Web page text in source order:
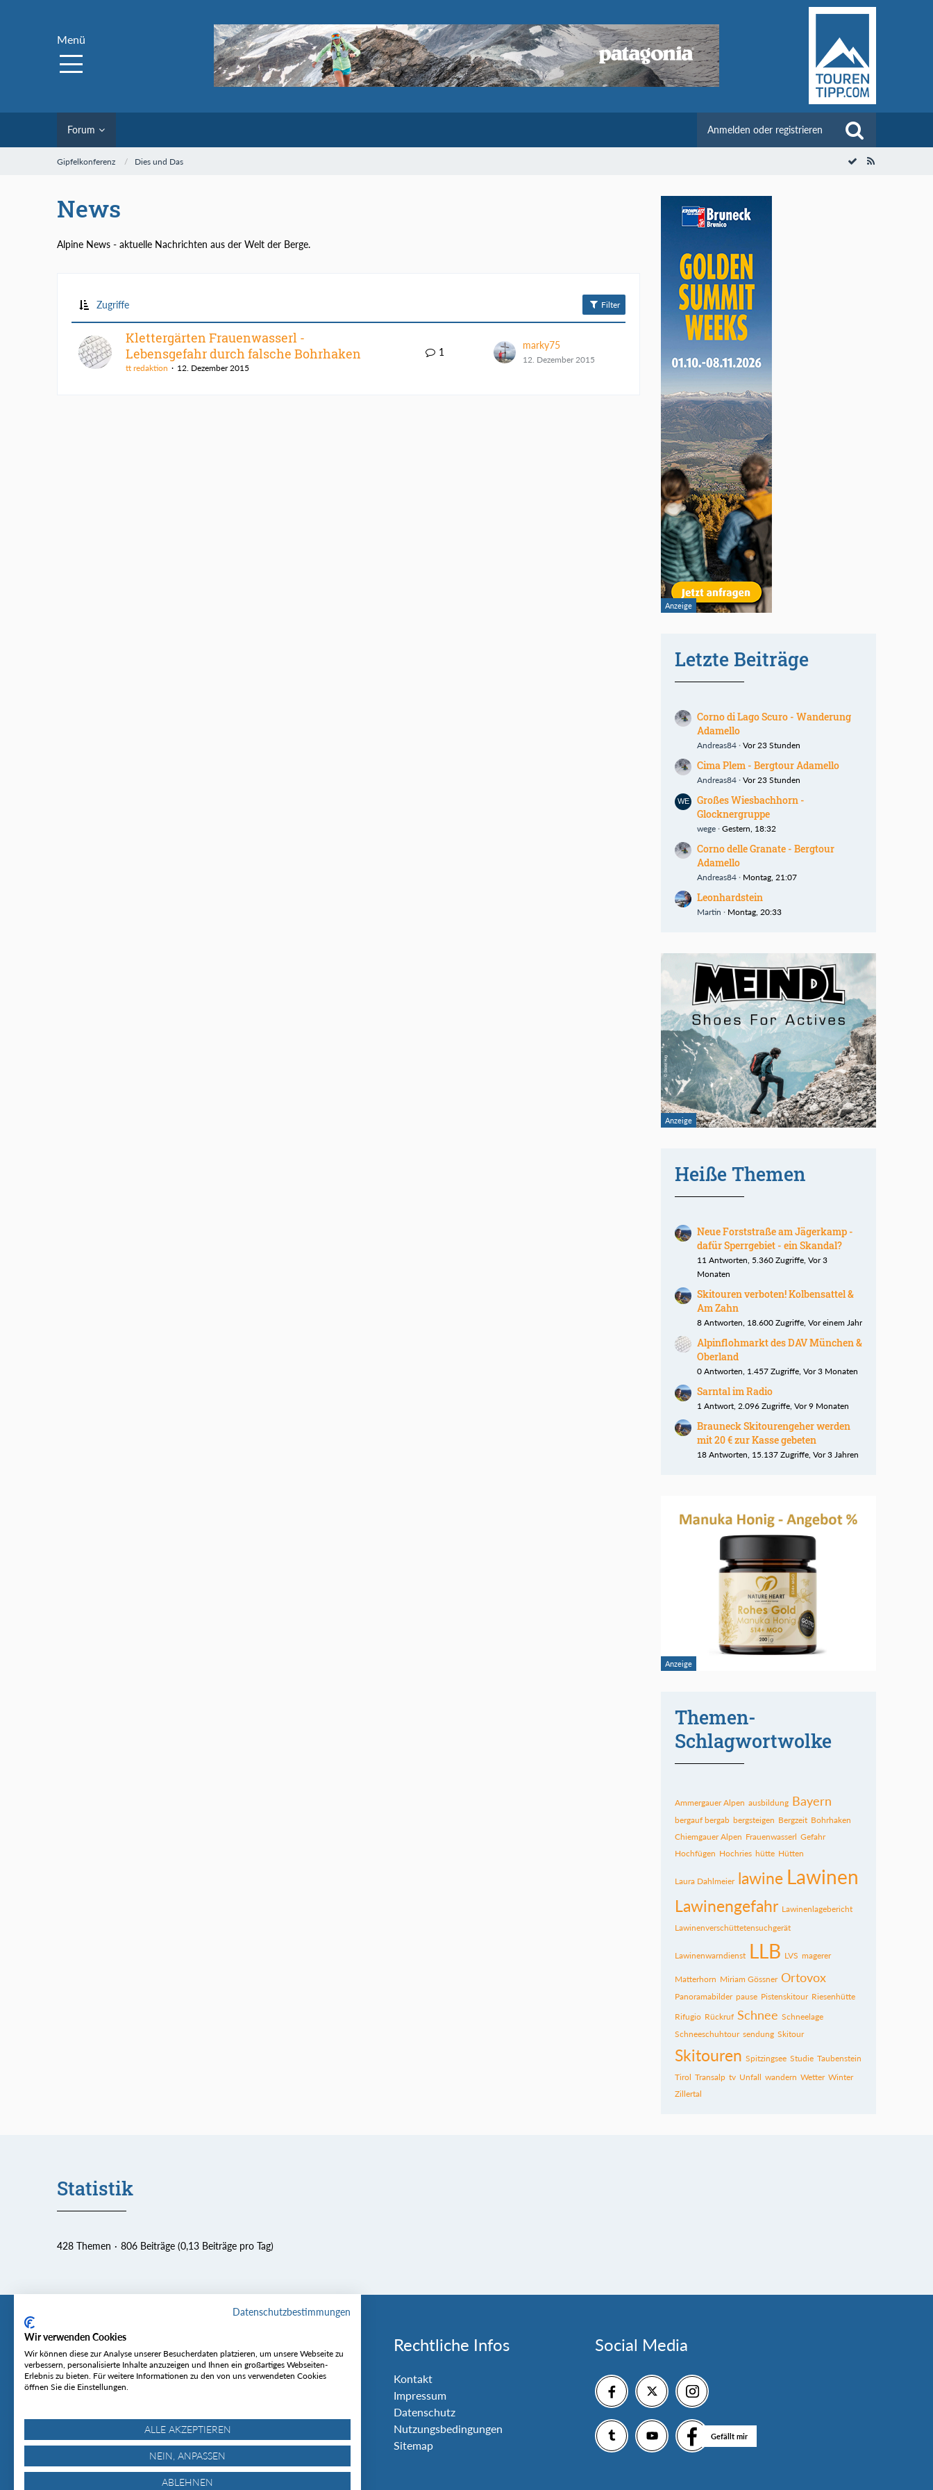
Menü
Forum Anmelden oder registrieren
Gipfelkonferenz Dies und Das
News
Alpine News - aktuelle Nachrichten aus der Welt der Berge.
Zugriffe Filter
Klettergärten Frauenwasserl -
Lebensgefahr durch falsche Bohrhaken
tt redaktion 12. Dezember 2015
1
marky75
12. Dezember 2015
Letzte Beiträge
Corno di Lago Scuro - Wanderung
Adamello
Andreas84 Vor 23 Stunden
Cima Plem - Bergtour Adamello
Andreas84 Vor 23 Stunden
Großes Wiesbachhorn -
Glocknergruppe
wege Gestern, 18:32
Corno delle Granate - Bergtour
Adamello
Andreas84 Montag, 21:07
Leonhardstein
Martin Montag, 20:33
Heiße Themen
Neue Forststraße am Jägerkamp -
dafür Sperrgebiet - ein Skandal?
11 Antworten, 5.360 Zugriffe, Vor 3
Monaten
Skitouren verboten! Kolbensattel &
Am Zahn
8 Antworten, 18.600 Zugriffe, Vor einem Jahr
Alpinflohmarkt des DAV München &
Oberland
0 Antworten, 1.457 Zugriffe, Vor 3 Monaten
Sarntal im Radio
1 Antwort, 2.096 Zugriffe, Vor 9 Monaten
Brauneck Skitourengeher werden
mit 20 € zur Kasse gebeten
18 Antworten, 15.137 Zugriffe, Vor 3 Jahren
Themen-
Schlagwortwolke
Ammergauer Alpen ausbildung Bayern
bergauf bergab bergsteigen Bergzeit Bohrhaken
Chiemgauer Alpen Frauenwasserl Gefahr
Hochfügen Hochries hütte Hütten
Laura Dahlmeier lawine Lawinen
Lawinengefahr Lawinenlagebericht
Lawinenverschüttetensuchgerät
Lawinenwarndienst LLB LVS magerer
Matterhorn Miriam Gössner Ortovox
Panoramabilder pause Pistenskitour Riesenhütte
Rifugio Rückruf Schnee Schneelage
Schneeschuhtour sendung Skitour
Skitouren Spitzingsee Studie Taubenstein
Tirol Transalp tv Unfall wandern Wetter Winter
Zillertal
Statistik
428 Themen 806 Beiträge (0,13 Beiträge pro Tag)
Tourentipp
Über uns
Wetter & Lawinenlage
Rechtliche Infos
Kontakt
Impressum
Datenschutz
Nutzungsbedingungen
Sitemap
Social Media
Gefällt mir
Datenschutzbestimmungen
Wir verwenden Cookies
Wir können diese zur Analyse unserer Besucherdaten platzieren, um unsere Webseite zu
verbessern, personalisierte Inhalte anzuzeigen und Ihnen ein großartiges Webseiten-
Erlebnis zu bieten. Für weitere Informationen zu den von uns verwendeten Cookies
öffnen Sie die Einstellungen.
ALLE AKZEPTIEREN
NEIN, ANPASSEN
ABLEHNEN